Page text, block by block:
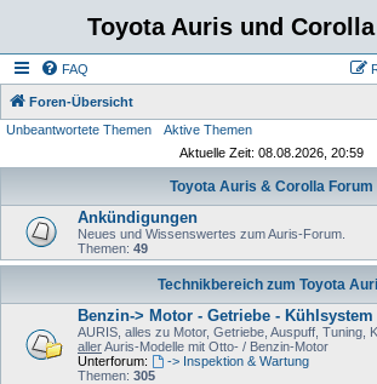
Toyota Auris und
FAQ
Foren-Übersicht
Unbeantwortete Themen
Aktive Themen
Aktuelle Zeit: 08.08.2026, 20:59
Toyota Auris & Corolla Forum
Ankündigungen
Neues und Wissenswertes zum Auris-Forum.
Themen: 49
Technikbereich zum Toyota
Benzin-> Motor - Getriebe -
AURIS, alles zu Motor, Getriebe, Auspuff, Tuning,
allerAuris-Modelle mit Otto- / Benzin-Motor
Unterforum:
-> Inspektion & Wartung
Themen: 305